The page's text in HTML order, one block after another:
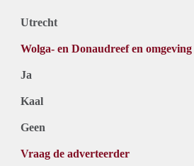
Utrecht
Wolga- en Donaudreef en omgeving
Ja
Kaal
Geen
Vraag de adverteerder